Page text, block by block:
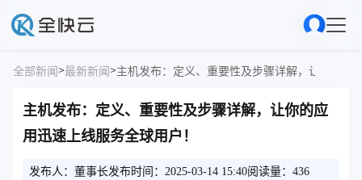
全部新闻>最新新闻>主机发布：定义、重要性及步骤详解，让你的应
主机发布：定义、重要性及步骤详解，让你的应
用迅速上线服务全球用户！
发布人：董事长发布时间：2025-03-14 15:40阅读量：436